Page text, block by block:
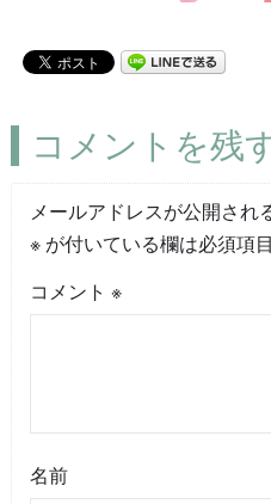
コメントを残
メールアドレスが公開され
※が付いている欄は必須項
コメント ※
名前